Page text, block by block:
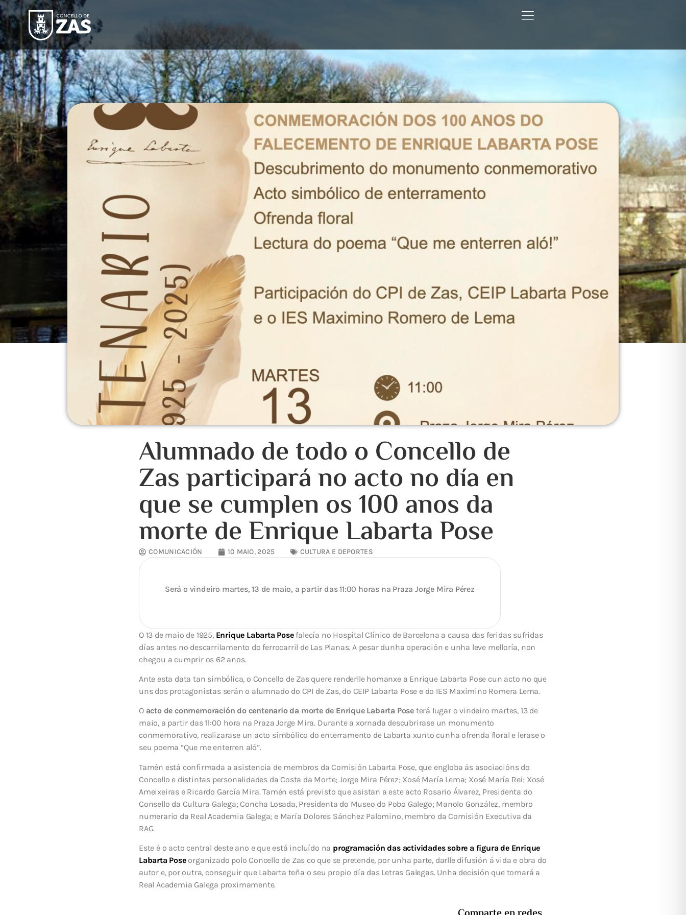
Alumnado de todo o Concello de
Zas participará no acto no día en
que se cumplen os 100 anos da
morte de Enrique Labarta Pose
COMUNICACIÓN 10 MAIO, 2025 CULTURA E DEPORTES
Será o vindeiro martes, 13 de maio, a partir das 11:00 horas na Praza Jorge Mira Pérez
O 13 de maio de 1925, Enrique Labarta Posefalecía no Hospital Clínico de Barcelona a causa das feridas sufridas
días antes no descarrilamento do ferrocarril de Las Planas. A pesar dunha operación e unha leve melloría, non
chegou a cumprir os 62 anos.
Ante esta data tan simbólica, o Concello de Zas quere renderlle homanxe a Enrique Labarta Pose cun acto no que
uns dos protagonistas serán o alumnado do CPI de Zas, do CEIP Labarta Pose e do IES Maximino Romera Lema.
O acto de conmemoración do centenario da morte de Enrique Labarta Pose terá lugar o vindeiro martes, 13 de
maio, a partir das 11:00 hora na Praza Jorge Mira. Durante a xornada descubrirase un monumento
conmemorativo, realizarase un acto simbólico do enterramento de Labarta xunto cunha ofrenda floral e lerase o
seu poema “Que me enterren aló”.
Tamén está confirmada a asistencia de membros da Comisión Labarta Pose, que engloba ás asociacións do
Concello e distintas personalidades da Costa da Morte; Jorge Mira Pérez; Xosé María Lema; Xosé María Rei; Xosé
Ameixeiras e Ricardo García Mira. Tamén está previsto que asistan a este acto Rosario Álvarez, Presidenta do
Consello da Cultura Galega; Concha Losada, Presidenta do Museo do Pobo Galego; Manolo González, membro
numerario da Real Academia Galega; e María Dolores Sánchez Palomino, membro da Comisión Executiva da
RAG.
Este é o acto central deste ano e que está incluído na programación das actividades sobre a figura de Enrique
Labarta Poseorganizado polo Concello de Zas co que se pretende, por unha parte, darlle difusión á vida e obra do
autor e, por outra, conseguir que Labarta teña o seu propio día das Letras Galegas. Unha decisión que tomará a
Real Academia Galega proximamente.